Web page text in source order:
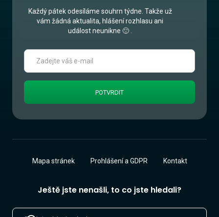
Každý pátek odesíláme souhrn týdne. Takže už
vám žádná aktualita, hlášení rozhlasu ani
událost neunikne 🙂 .
Ještě jste nenašli, to co jste hledali?
Mapa stránek Prohlášení a GDPR Kontakt